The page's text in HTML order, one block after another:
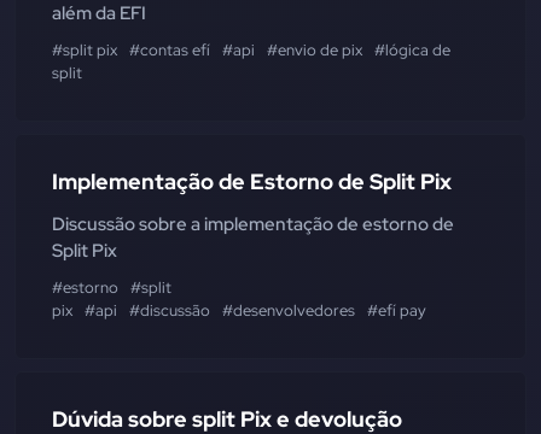
além da EFI
#split pix #contas efí #api #envio de pix #lógica de
split
Implementação de Estorno de Split Pix
Discussão sobre a implementação de estorno de
Split Pix
#estorno
#split
pix #api #discussão #desenvolvedores #efí pay
Dúvida sobre split Pix e devolução